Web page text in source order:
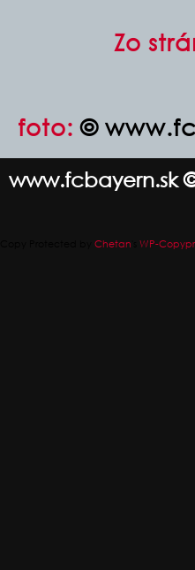
Zo
foto: ©
www.fcbayern.sk
Chetan WP-